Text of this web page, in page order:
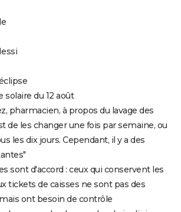
solaire du 12 août
pharmacien, à propos du lavage des
de les changer une fois par semaine, ou
les dix jours. Cependant, il y a des
sont d'accord : ceux qui conservent les
tickets de caisses ne sont pas des
ont besoin de contrôle